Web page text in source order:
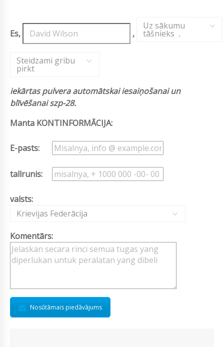
Es, ,
Uz sākumu
tāšnieks ,
Steidzami gribu
pirkt
iekārtas pulvera automātskai iesaiņošanai un
blīvēšanai szp-28.
Manta KONTINFORMĀCIJA:
E-pasts:
tallrunis:
valsts:
Krievijas Federācija
Komentārs:
Nosūtāmais piedāvājums